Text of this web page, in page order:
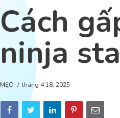
Cách
ninja
MẸO tháng 4 18, 2025